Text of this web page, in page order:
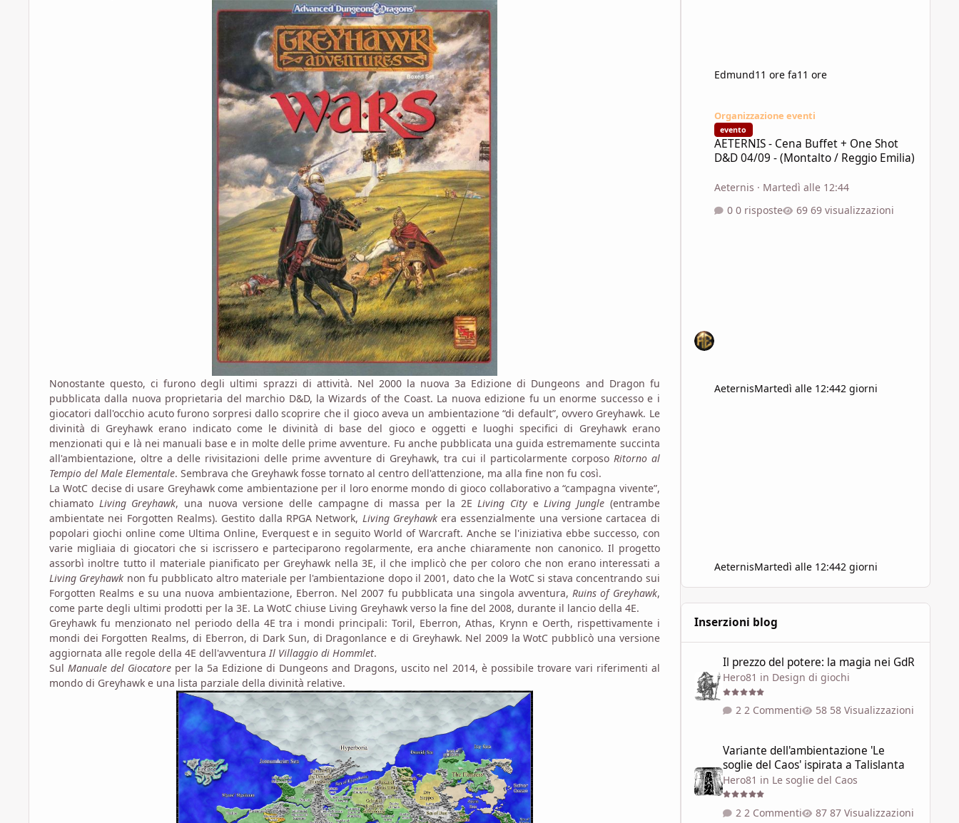
Nonostante questo, ci furono degli ultimi sprazzi di attività. Nel 2000 la nuova 3a Edizione di Dungeons and Dragon fu
pubblicata dalla nuova proprietaria del marchio D&D, la Wizards of the Coast. La nuova edizione fu un enorme successo e i
giocatori dall'occhio acuto furono sorpresi dallo scoprire che il gioco aveva un ambientazione “di default”, ovvero Greyhawk. Le
divinità di Greyhawk erano indicato come le divinità di base del gioco e oggetti e luoghi specifici di Greyhawk erano
menzionati qui e là nei manuali base e in molte delle prime avventure. Fu anche pubblicata una guida estremamente succinta
all'ambientazione, oltre a delle rivisitazioni delle prime avventure di Greyhawk, tra cui il particolarmente corposo Ritorno al
Tempio del Male Elementale. Sembrava che Greyhawk fosse tornato al centro dell'attenzione, ma alla fine non fu così.
La WotC decise di usare Greyhawk come ambientazione per il loro enorme mondo di gioco collaborativo a “campagna vivente”,
chiamato Living Greyhawk, una nuova versione delle campagne di massa per la 2ELiving City eLiving Jungle (entrambe
ambientate nei Forgotten Realms). Gestito dalla RPGA Network, Living Greyhawkera essenzialmente una versione cartacea di
popolari giochi online come Ultima Online, Everquest e in seguito World of Warcraft. Anche se l'iniziativa ebbe successo, con
varie migliaia di giocatori che si iscrissero e parteciparono regolarmente, era anche chiaramente non canonico. Il progetto
assorbì inoltre tutto il materiale pianificato per Greyhawk nella 3E, il che implicò che per coloro che non erano interessati a
Living Greyhawk non fu pubblicato altro materiale per l'ambientazione dopo il 2001, dato che la WotC si stava concentrando sui
Forgotten Realms e su una nuova ambientazione, Eberron. Nel 2007 fu pubblicata una singola avventura,Ruins of Greyhawk,
come parte degli ultimi prodotti per la 3E. La WotC chiuse Living Greyhawk verso la fine del 2008, durante il lancio della 4E.
Greyhawk fu menzionato nel periodo della 4E tra i mondi principali: Toril, Eberron, Athas, Krynn e Oerth, rispettivamente i
mondi dei Forgotten Realms, di Eberron, di Dark Sun, di Dragonlance e di Greyhawk. Nel 2009 la WotC pubblicò una versione
aggiornata alle regole della 4E dell'avventuraIl Villaggio di Hommlet.
SulManuale del Giocatore per la 5a Edizione di Dungeons and Dragons, uscito nel 2014, è possibile trovare vari riferimenti al
mondo di Greyhawk e una lista parziale della divinità relative.
Edmund11 ore fa11 ore
Organizzazione eventi
evento
AETERNIS - Cena Buffet + One Shot
D&D 04/09 - (Montalto / Reggio Emilia)
Aeternis · Martedì alle 12:44
0 risposte
69 visualizzazioni
AeternisMartedì alle 12:442 giorni
AeternisMartedì alle 12:442 giorni
Inserzioni blog
Il prezzo del potere: la magia nei GdR
Hero81 in Design di giochi
2 Commenti 58 Visualizzazioni
Variante dell'ambientazione 'Le
soglie del Caos' ispirata a Talislanta
Hero81 in Le soglie del Caos
2 Commenti 87 Visualizzazioni